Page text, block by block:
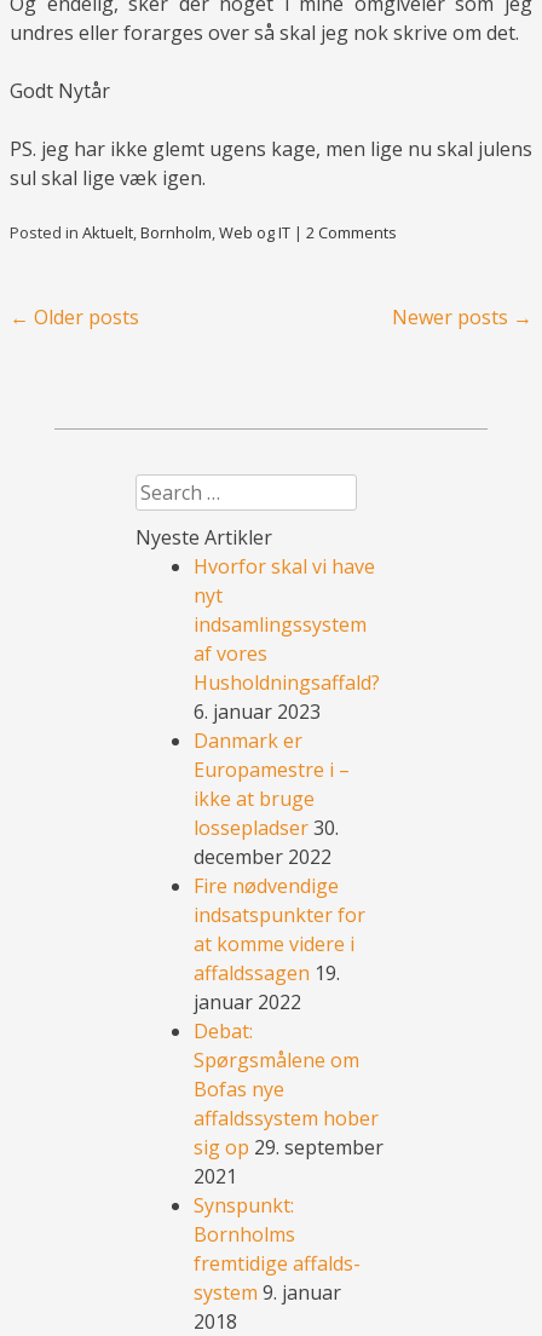
undres eller forarges over så skal jeg nok skrive om det.
Godt Nytår
PS. jeg har ikke glemt ugens kage, men lige nu skal julens
sul skal lige væk igen.
Posted in Aktuelt,Bornholm,Web og IT | 2 Comments
Post navigation
← Older posts Newer posts →
Search
Nyeste Artikler
Hvorfor skal vi have
nyt
indsamlingssystem
af vores
Husholdningsaffald?
6. januar 2023
Danmark er
Europamestre i –
ikke at bruge
lossepladser30.
december 2022
Fire nødvendige
indsatspunkter for
at komme videre i
affaldssagen 19.
januar 2022
Debat:
Spørgsmålene om
Bofas nye
affaldssystem hober
sig op 29. september
2021
Synspunkt:
Bornholms
fremtidige affalds-
system 9. januar
2018